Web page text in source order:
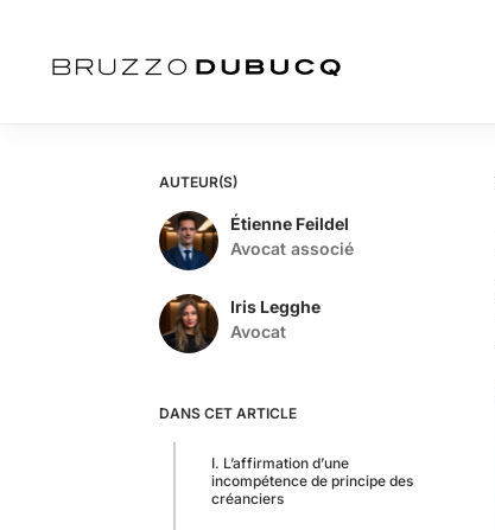
AUTEUR(S)
Étienne Feildel
Avocat associé
Iris Legghe
Avocat
DANS CET ARTICLE
I. L’affirmation d’une
incompétence de principe des
créanciers